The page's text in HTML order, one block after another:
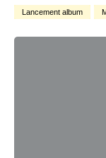
Lancement album